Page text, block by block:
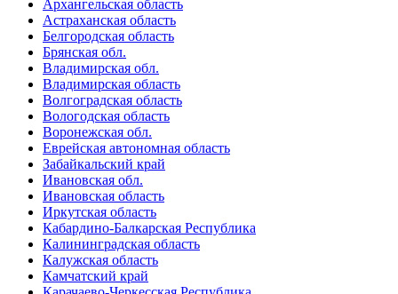
Архангельская область
Астраханская область
Белгородская область
Брянская обл.
Владимирская обл.
Владимирская область
Волгоградская область
Вологодская область
Воронежская обл.
Еврейская автономная область
Забайкальский край
Ивановская обл.
Ивановская область
Иркутская область
Кабардино-Балкарская Республика
Калининградская область
Калужская область
Камчатский край